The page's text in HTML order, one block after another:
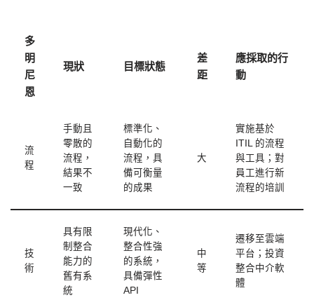
多
明
尼
恩
現狀 目標狀態
差
距
應採取的行
動
流
程
手動且
零散的
流程，
結果不
一致
標準化、
自動化的
流程，具
備可衡量
的成果
大
實施基於
ITIL 的流程
與工具；對
員工進行新
流程的培訓
技
術
具有限
制整合
能力的
舊有系
統
現代化、
整合性強
的系統，
具備彈性
API
中
等
遷移至雲端
平台；投資
整合中介軟
體